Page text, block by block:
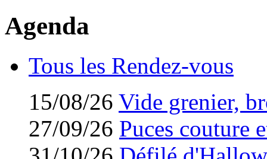
Agenda
Tous les Rendez-vous
15/08/26 Vide grenier,
27/09/26 Puces couture